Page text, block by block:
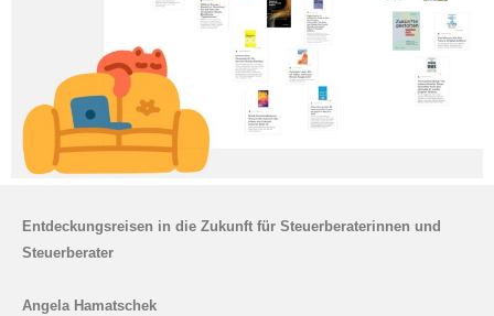
Entdeckungsreisen in die Zukunft für Steuerberaterinnen und
Steuerberater
Angela Hamatschek